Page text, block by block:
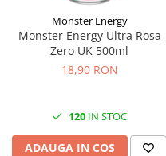
Monster Energy
Monster Energy Ultra Rosa
Zero UK 500ml
18,90 RON
120 IN STOC
ADAUGA IN COS